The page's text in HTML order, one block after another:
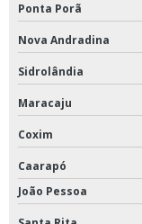
Ponta Porã
Nova Andradina
Sidrolândia
Maracaju
Coxim
Caarapó
João Pessoa